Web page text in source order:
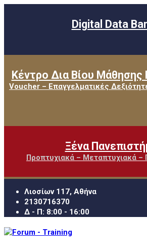
Digital Data
Κέντρο Δια Βίου Μάθησης
Voucher – Επαγγελματικές
Ξένα
Προπτυχιακά – Μεταπτυχιακά –
Λιοσίων 117, Αθήνα
2130716370
Δ - Π: 8:00 - 16:00